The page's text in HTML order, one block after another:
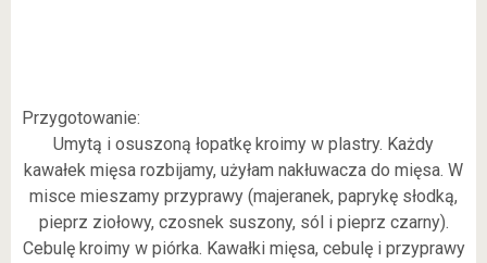
Przygotowanie:
Umytą i osuszoną łopatkę kroimy w plastry. Każdy
kawałek mięsa rozbijamy, użyłam nakłuwacza do mięsa. W
misce mieszamy przyprawy (majeranek, paprykę słodką,
pieprz ziołowy, czosnek suszony, sól i pieprz czarny).
Cebulę kroimy w piórka. Kawałki mięsa, cebulę i przyprawy